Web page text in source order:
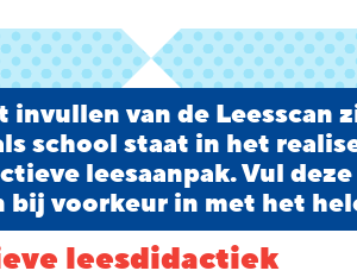
invullen van de Leesscan
school staat in het
leesaanpak. Vul deze
bij voorkeur in met het
leesdidactiek